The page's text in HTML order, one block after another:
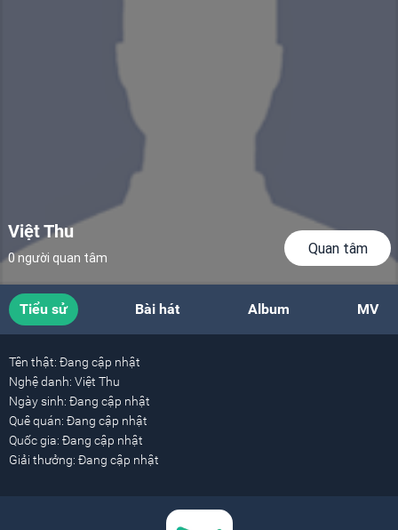
Việt Thu
0 người quan tâm
Quan tâm
Tiểu sử Bài hát Album MV
Tên thật: Đang cập nhật
Nghệ danh: Việt Thu
Ngày sinh: Đang cập nhật
Quê quán: Đang cập nhật
Quốc gia: Đang cập nhật
Giải thưởng: Đang cập nhật